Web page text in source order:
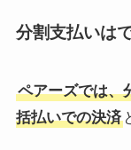
分割支払いは
ペアーズでは、
括払いでの決済